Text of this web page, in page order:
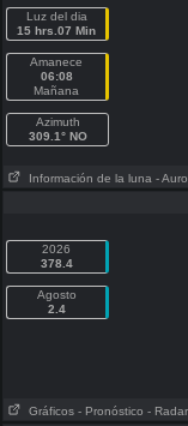
Luz del dia
15 hrs.07 Min
Amanece
06:08
Mañana
Azimuth
309.1° NO
Información de la luna -
2026
378.4
Agosto
2.4
Gráficos - Pronóstico - Radar